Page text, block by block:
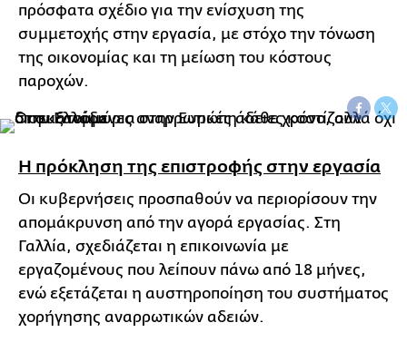
πρόσφατα σχέδιο για την ενίσχυση της
συμμετοχής στην εργασία, με στόχο την τόνωση
της οικονομίας και τη μείωση του κόστους
παροχών.
Η πρόκληση της επιστροφής στην εργασία
Οι κυβερνήσεις προσπαθούν να περιορίσουν την
απομάκρυνση από την αγορά εργασίας. Στη
Γαλλία, σχεδιάζεται η επικοινωνία με
εργαζομένους που λείπουν πάνω από 18 μήνες,
ενώ εξετάζεται η αυστηροποίηση του συστήματος
χορήγησης αναρρωτικών αδειών.